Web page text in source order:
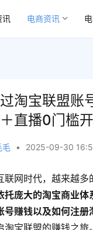
讯 电商资讯
淘宝联盟账
直播0门槛
毛 • 2025-09-30
联网时代，越来越
托庞大的淘宝商业
号赚钱以及如何注